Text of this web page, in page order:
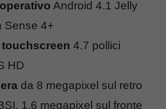
Android 4.1 Jelly
Sense 4+
touchscreen 4.7 pollici
HD
da 8 megapixel sul retro
1.6 megapixel sul fronte